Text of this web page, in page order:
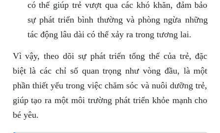
có thể giúp trẻ vượt qua các khó khăn, đảm bảo
sự phát triển bình thường và phòng ngừa những
tác động lâu dài có thể xảy ra trong tương lai.
Vì vậy, theo dõi sự phát triển tổng thể của trẻ, đặc
biệt là các chỉ số quan trọng như vòng đầu, là một
phần thiết yếu trong việc chăm sóc và nuôi dưỡng trẻ,
giúp tạo ra một môi trường phát triển khỏe mạnh cho
bé yêu.